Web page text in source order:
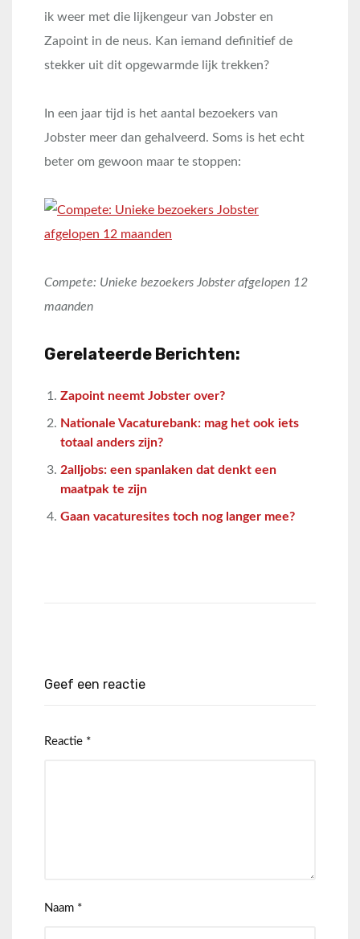
ik weer met die lijkengeur van Jobster en
Zapoint in de neus. Kan iemand definitief de
stekker uit dit opgewarmde lijk trekken?
In een jaar tijd is het aantal bezoekers van
Jobster meer dan gehalveerd. Soms is het echt
beter om gewoon maar te stoppen:
Compete: Unieke bezoekers Jobster afgelopen 12
maanden
Gerelateerde Berichten:
Zapoint neemt Jobster over?
Nationale Vacaturebank: mag het ook iets
totaal anders zijn?
2alljobs: een spanlaken dat denkt een
maatpak te zijn
Gaan vacaturesites toch nog langer mee?
Geef een reactie
Reactie *
Naam *